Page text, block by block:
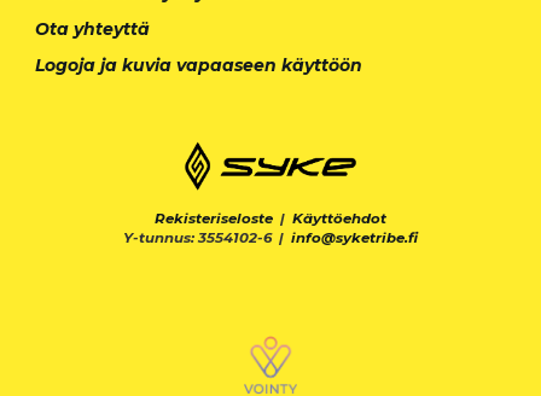
Ota yhteyttä
Logoja ja kuvia vapaaseen käyttöön
Rekisteriseloste | Käyttöehdot
Y-tunnus: 3554102-6 | info@syketribe.fi